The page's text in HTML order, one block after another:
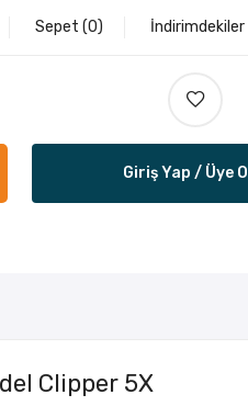
Sepet (0) İndirimdekiler
Giriş Yap / Üye Ol
Clipper 5X